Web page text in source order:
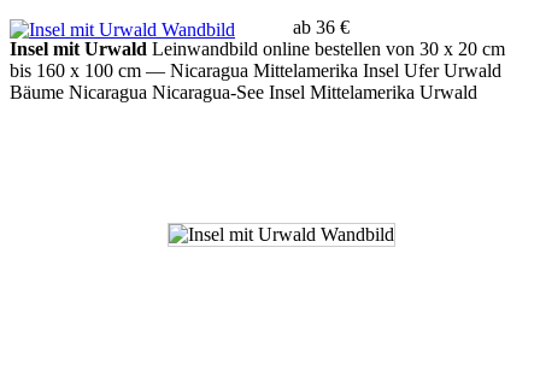
ab 36 €
Insel mit Urwald Leinwandbild online bestellen von 30 x 20 cm
bis 160 x 100 cm — Nicaragua Mittelamerika Insel Ufer Urwald
Bäume Nicaragua Nicaragua-See Insel Mittelamerika Urwald